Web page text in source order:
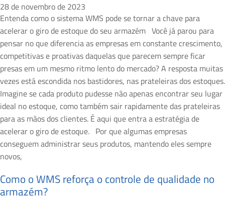
28 de novembro de 2023
Entenda como o sistema WMS pode se tornar a chave para
acelerar o giro de estoque do seu armazém Você já parou para
pensar no que diferencia as empresas em constante crescimento,
competitivas e proativas daquelas que parecem sempre ficar
presas em um mesmo ritmo lento do mercado? A resposta muitas
vezes está escondida nos bastidores, nas prateleiras dos estoques.
Imagine se cada produto pudesse não apenas encontrar seu lugar
ideal no estoque, como também sair rapidamente das prateleiras
para as mãos dos clientes. É aqui que entra a estratégia de
acelerar o giro de estoque. Por que algumas empresas
conseguem administrar seus produtos, mantendo eles sempre
novos,
Como o WMS reforça o controle de qualidade no
armazém?